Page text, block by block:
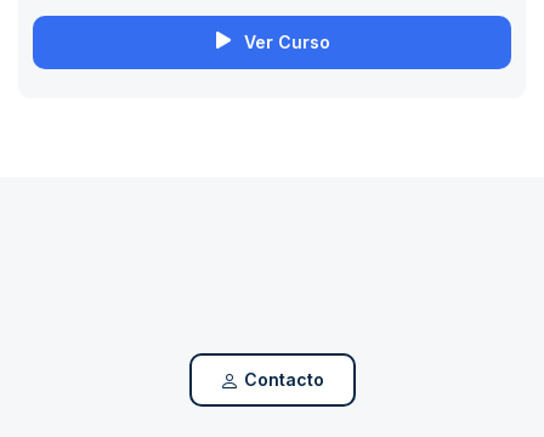
Ver Curso
Contacto